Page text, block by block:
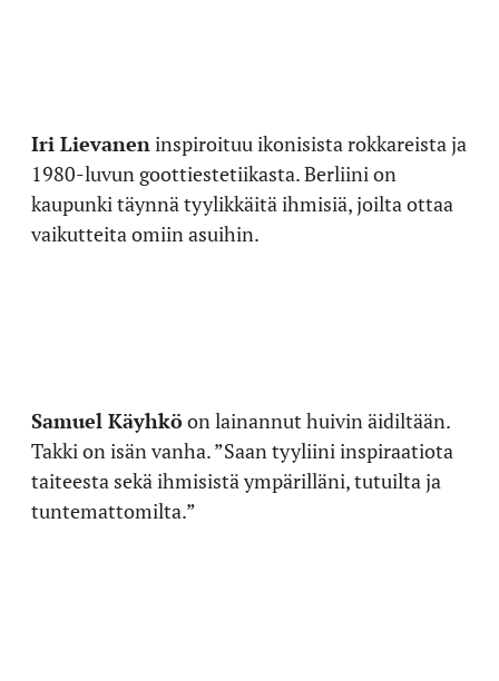
Iri Lievaneninspiroituu ikonisista rokkareista ja
1980-luvun goottiestetiikasta. Berliini on
kaupunki täynnä tyylikkäitä ihmisiä, joilta ottaa
vaikutteita omiin asuihin.
Samuel Käyhköon lainannut huivin äidiltään.
Takki on isän vanha. ”Saan tyyliini inspiraatiota
taiteesta sekä ihmisistä ympärilläni, tutuilta ja
tuntemattomilta.”